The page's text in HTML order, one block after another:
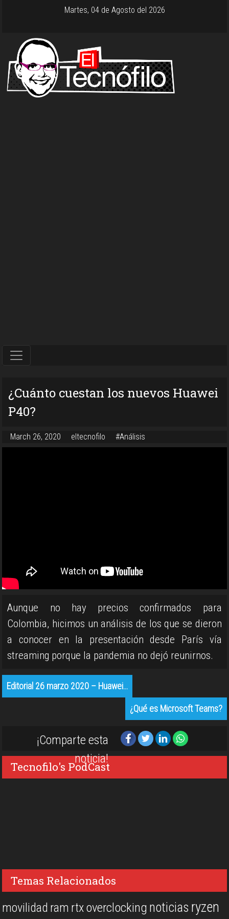
Martes, 04 de Agosto del 2026
¿Cuánto cuestan los nuevos Huawei
P40?
March 26, 2020 eltecnofilo #Análisis
Aunque no hay precios confirmados para
Colombia, hicimos un análisis de los que se dieron
a conocer en la presentación desde París vía
streaming porque la pandemia no dejó reunirnos.
Editorial 26 marzo 2020 – Huawei…
¿Qué es Microsoft Teams?
¡Comparte esta
noticia!
Tecnofilo's PodCast
Temas Relacionados
movilidad ram rtxoverclocking noticias ryzen